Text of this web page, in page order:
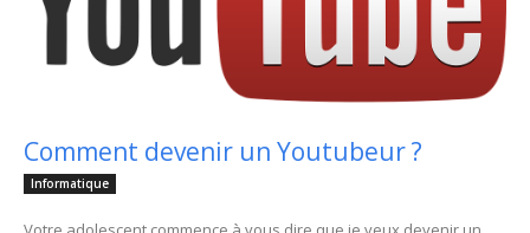
Comment devenir un Youtubeur ?
Informatique